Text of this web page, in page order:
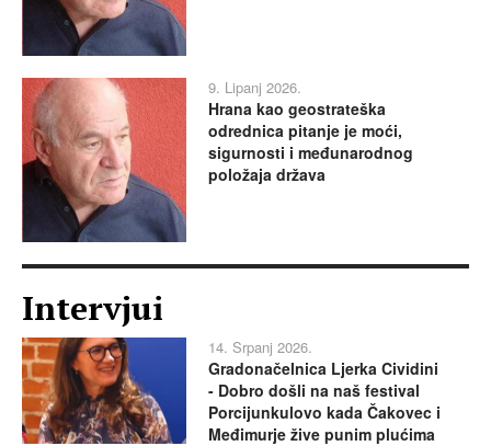
9. Lipanj 2026.
Hrana kao geostrateška
odrednica pitanje je moći,
sigurnosti i međunarodnog
položaja država
Intervjui
14. Srpanj 2026.
Gradonačelnica Ljerka Cividini
- Dobro došli na naš festival
Porcijunkulovo kada Čakovec i
Međimurje žive punim plućima